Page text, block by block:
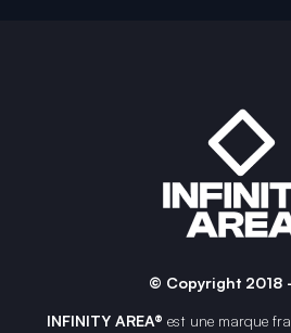
© Copyright 2018
INFINITY AREA® est une marque